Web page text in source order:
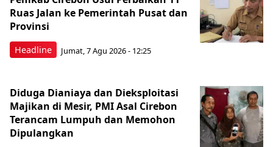
Headline
Ruas Jalan ke Pemerintah Pusat dan
Provinsi
Jumat, 7 Agu 2026 - 12:25
Diduga Dianiaya dan Dieksploitasi
Majikan di Mesir, PMI Asal Cirebon
Terancam Lumpuh dan Memohon
Dipulangkan